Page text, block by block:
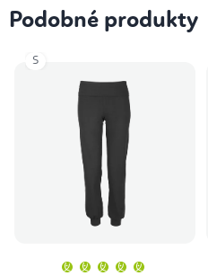
Podobné produkty
S